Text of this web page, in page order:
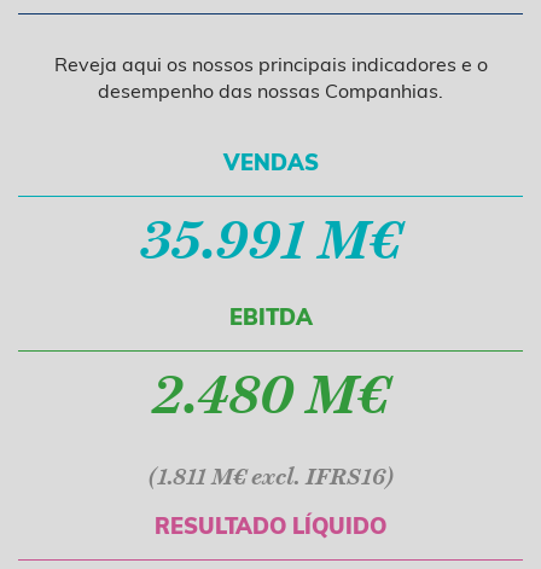
Reveja aqui os nossos principais indicadores e o
desempenho das nossas Companhias.
VENDAS
35.991 M€
EBITDA
2.480 M€
(1.811 M€ excl. IFRS16)
RESULTADO LÍQUIDO